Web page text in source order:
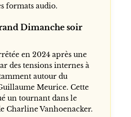
formats audio.
Dimanche soir
en 2024 après une
des tensions internes à
autour du
Meurice. Cette
un tournant dans le
Charline Vanhoenacker.